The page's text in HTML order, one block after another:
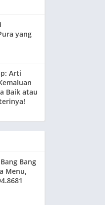
yang
Arti
Baik atau
Bang
Menu,